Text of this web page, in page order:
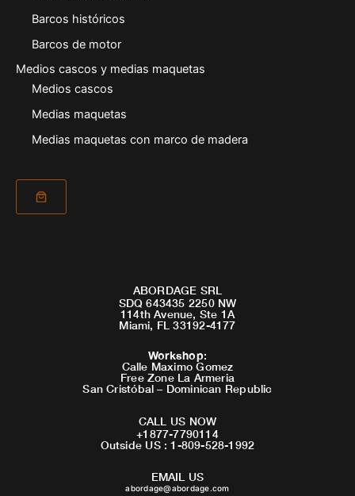
Barcos históricos
Barcos de motor
Medios cascos y medias maquetas
Medios cascos
Medias maquetas
Medias maquetas con marco de madera
ABORDAGE SRL
SDQ 643435 2250 NW
114th Avenue, Ste 1A
Miami, FL 33192-4177
Workshop:
Calle Maximo Gomez
Free Zone La Armeria
San Cristóbal – Dominican Republic
CALL US NOW
+1877-7790114
Outside US : 1-809-528-1992
EMAIL US
abordage@abordage.com